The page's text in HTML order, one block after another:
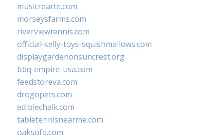
musicrearte.com
morseysfarms.com
riverviewtennis.com
official-kelly-toys-squishmallows.com
displaygardenonsuncrest.org
bbq-empire-usa.com
feedstoreva.com
drogopets.com
ediblechalk.com
tabletennisnearme.com
oaksofa.com